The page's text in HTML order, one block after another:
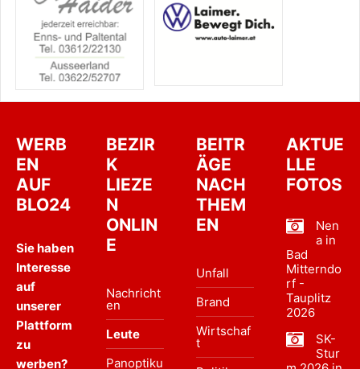
WERB
EN
AUF
BLO24
Sie haben
Interesse
auf
unserer
Plattform
zu
werben?
BEZIR
K
LIEZE
N
ONLIN
E
Nachricht
en
Leute
Panoptiku
BEITR
ÄGE
NACH
THEM
EN
Unfall
Brand
Wirtschaf
t
AKTUE
LLE
FOTOS
Nen
a in
Bad
Mitterndo
rf -
Tauplitz
2026
SK-
Stur